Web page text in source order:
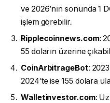
ve 2026’nın sonunda 1
işlem görebilir.
Ripplecoinnews.com:
55 doların üzerine
CoinArbitrageBot:
2024’te ise 155 dolara
Walletinvestor.com: